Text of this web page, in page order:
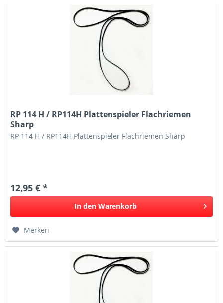
RP 114 H / RP114H Plattenspieler Flachriemen
Sharp
RP 114 H / RP114H Plattenspieler Flachriemen Sharp
12,95 € *
In den Warenkorb
Merken